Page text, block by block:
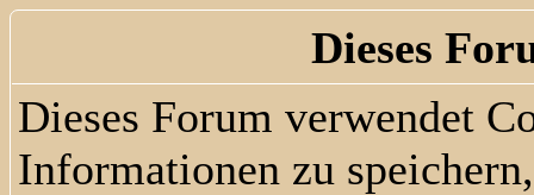
Dieses
Dieses Forum verwendet
Informationen zu